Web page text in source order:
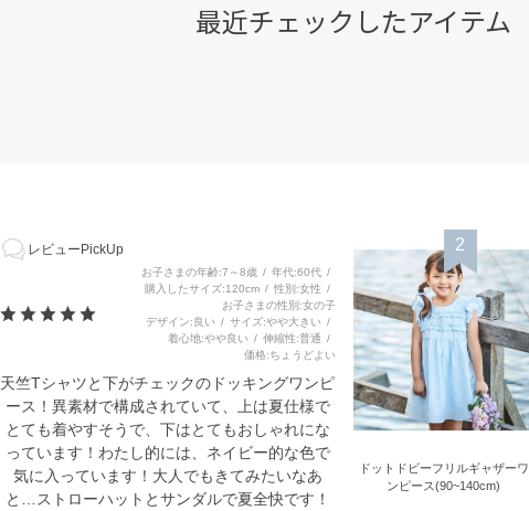
最近チェックしたアイテム
レビューPickUp
お子さまの年齢 7～8歳 年代 60代
購入したサイズ 120cm 性別 女性
お子さまの性別 女の子
デザイン 良い サイズ やや大きい
着心地 やや良い 伸縮性 普通
価格 ちょうどよい
天竺Tシャツと下がチェックのドッキングワンピ
ース！異素材で構成されていて、上は夏仕様で
とても着やすそうで、下はとてもおしゃれにな
っています！わたし的には、ネイビー的な色で
気に入っています！大人でもきてみたいなあ
と…ストローハットとサンダルで夏全快です！
2
ドットドビーフリルギャザーワ
ンピース(90~140cm)